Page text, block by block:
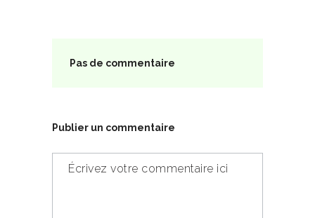
Pas de commentaire
Publier un commentaire